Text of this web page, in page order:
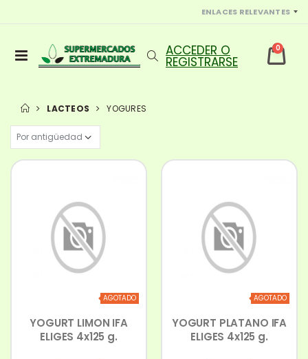
ENLACES RELEVANTES
0
LACTEOS YOGURES
AGOTADO
YOGURT LIMON IFA
ELIGES 4x125 g.
AGOTADO
YOGURT PLATANO IFA
ELIGES 4x125 g.